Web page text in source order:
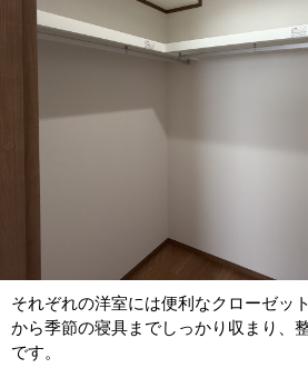
それぞれの洋室には便利なクローゼッ
から季節の寝具までしっかり収まり、
です。